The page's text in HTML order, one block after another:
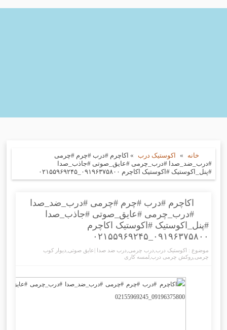
خانه » اکوستیک درب » اکاچرم #درب #چرم #چرمی
#درب_ضد_صدا #درب_چرمی #عایق_صوتی #جاذب_صدا
#پنل_اکوستیک #اکوستیک اکاچرم ۰۹۱۹۶۳۷۵۸۰۰_۰۲۱۵۵۹۶۹۲۴۵
اکاچرم #درب #چرم #چرمی #درب_ضد_صدا
#درب_چرمی #عایق_صوتی #جاذب_صدا
#پنل_اکوستیک #اکوستیک اکاچرم
۰۹۱۹۶۳۷۵۸۰۰_۰۲۱۵۵۹۶۹۲۴۵
موضوع : اکوستیک درب درب چرمی درب ضد صدا |عایق صوتی دیوار کوب
چرمی ,روکش چرمی درب لمسه کاری